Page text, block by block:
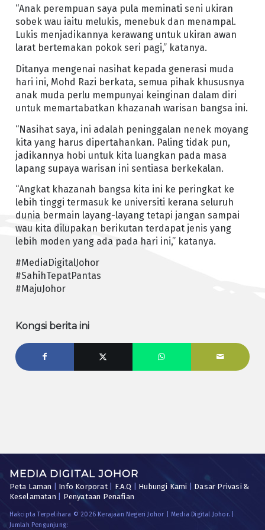
“Anak perempuan saya pula meminati seni ukiran
sobek wau iaitu melukis, menebuk dan menampal.
Lukis menjadikannya kerawang untuk ukiran awan
larat bertemakan pokok seri pagi,” katanya.
Ditanya mengenai nasihat kepada generasi muda
hari ini, Mohd Razi berkata, semua pihak khususnya
anak muda perlu mempunyai keinginan dalam diri
untuk memartabatkan khazanah warisan bangsa ini.
“Nasihat saya, ini adalah peninggalan nenek moyang
kita yang harus dipertahankan. Paling tidak pun,
jadikannya hobi untuk kita luangkan pada masa
lapang supaya warisan ini sentiasa berkekalan.
“Angkat khazanah bangsa kita ini ke peringkat ke
lebih tinggi termasuk ke universiti kerana seluruh
dunia bermain layang-layang tetapi jangan sampai
wau kita dilupakan berikutan terdapat jenis yang
lebih moden yang ada pada hari ini,” katanya.
#MediaDigitalJohor
#SahihTepatPantas
#MajuJohor
Kongsi berita ini
MEDIA DIGITAL JOHOR
Peta Laman Info Korporat| F.A.Q Hubungi Kami
Dasar Privasi &
Keselamatan
Penyataan Penafian
Hakcipta Terpelihara © 2026 Kerajaan Negeri Johor | Media Digital Johor. |
Jumlah Pengunjung: